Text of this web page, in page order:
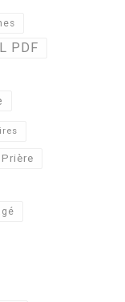
PDF
Prière